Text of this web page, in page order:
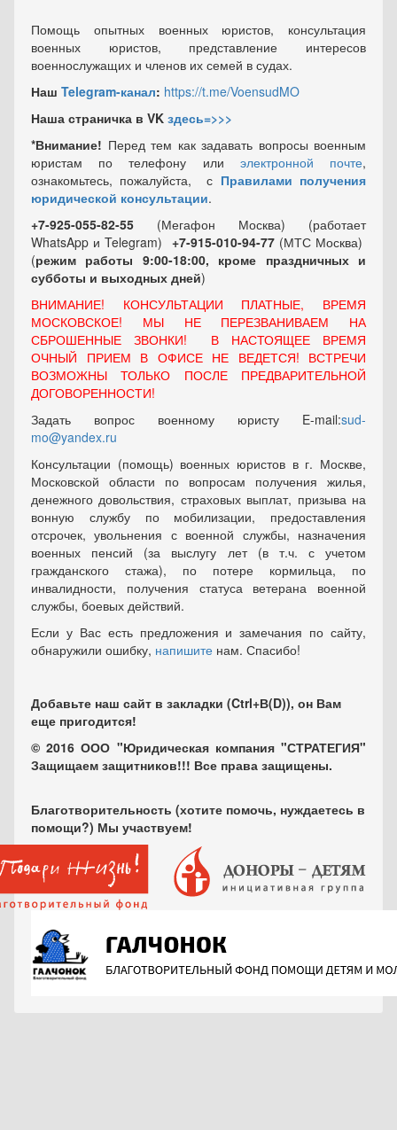
Помощь опытных военных юристов, консультация
военных юристов, представление интересов
военнослужащих и членов их семей в судах.
Наш Telegram-канал: https://t.me/VoensudMO
Наша страничка в VK здесь=>>>
*Внимание! Перед тем как задавать вопросы военным
юристам по телефону или электронной почте,
ознакомьтесь, пожалуйста, с Правилами получения
юридической консультации.
+7-925-055-82-55 (Мегафон Москва) (работает
WhatsApp и Telegram) +7-915-010-94-77 (МТС Москва)
(режим работы 9:00-18:00, кроме праздничных и
субботы и выходных дней)
ВНИМАНИЕ! КОНСУЛЬТАЦИИ ПЛАТНЫЕ, ВРЕМЯ
МОСКОВСКОЕ! МЫ НЕ ПЕРЕЗВАНИВАЕМ НА
СБРОШЕННЫЕ ЗВОНКИ! В НАСТОЯЩЕЕ ВРЕМЯ
ОЧНЫЙ ПРИЕМ В ОФИСЕ НЕ ВЕДЕТСЯ! ВСТРЕЧИ
ВОЗМОЖНЫ ТОЛЬКО ПОСЛЕ ПРЕДВАРИТЕЛЬНОЙ
ДОГОВОРЕННОСТИ!
Задать вопрос военному юристу E-mail:sud-
mo@yandex.ru
Консультации (помощь) военных юристов в г. Москве,
Московской области по вопросам получения жилья,
денежного довольствия, страховых выплат, призыва на
вонную службу по мобилизации, предоставления
отсрочек, увольнения с военной службы, назначения
военных пенсий (за выслугу лет (в т.ч. с учетом
гражданского стажа), по потере кормильца, по
инвалидности, получения статуса ветерана военной
службы, боевых действий.
Если у Вас есть предложения и замечания по сайту,
обнаружили ошибку, напишите нам. Спасибо!
Добавьте наш сайт в закладки (Ctrl+В(D)), он Вам
еще пригодится!
© 2016 ООО "Юридическая компания "СТРАТЕГИЯ"
Защищаем защитников!!! Все права защищены.
Благотворительность (хотите помочь, нуждаетесь в
помощи?) Мы участвуем!